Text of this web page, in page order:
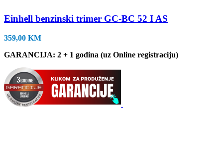
Einhell benzinski trimer GC-BC 52 I AS
359,00 KM
GARANCIJA: 2 + 1 godina (uz Online registraciju)